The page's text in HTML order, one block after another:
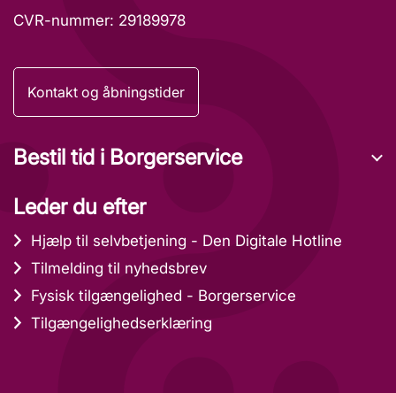
CVR-nummer: 29189978
Kontakt og åbningstider
Bestil tid i Borgerservice
Leder du efter
Hjælp til selvbetjening - Den Digitale Hotline
Tilmelding til nyhedsbrev
Fysisk tilgængelighed - Borgerservice
Tilgængelighedserklæring